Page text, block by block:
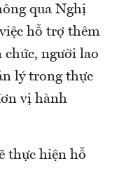
qua Nghị
hỗ trợ thêm
chức, người lao
lý trong thực
vị hành
thực hiện hỗ